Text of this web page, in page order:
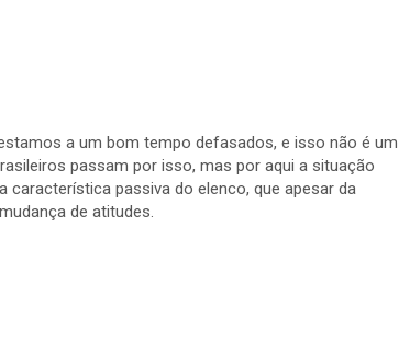
a um bom tempo defasados, e isso não é um
passam por isso, mas por aqui a situação
característica passiva do elenco, que apesar da
de atitudes.